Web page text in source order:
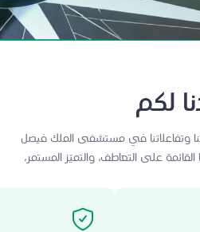
لكم
وتفاعلاتنا في مستشفى الملك فيصل
على التعاطف، والتميّز المستمر،